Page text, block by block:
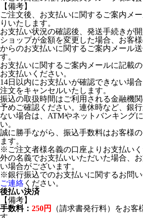
【備考】
ご注文後、お支払いに関するご案内メ
りいたします。
お支払い状況の確認後、発送手続きが開
ショップが金額を変更した場合、お客
からのお支払いに関するご案内メール
す。
お支払いに関するご案内メールに記載
お支払いください。
14日以内にお支払いが確認できない場
注文をキャンセルいたします。
振込の取扱時間はご利用される金融機
予めご確認ください。連休時など、銀
ない場合は、ATMやネットバンキング
い。
誠に勝手ながら、振込手数料はお客様
ます。
※ご注文者様名義の口座よりお支払い
外の名義でお支払いいただいた場合、
い場合がございます。
※銀行振込でのお支払いに関するお問
ご連絡 ください。
後払い決済
【備考】
手数料： 250円
（請求書発行料）をお客